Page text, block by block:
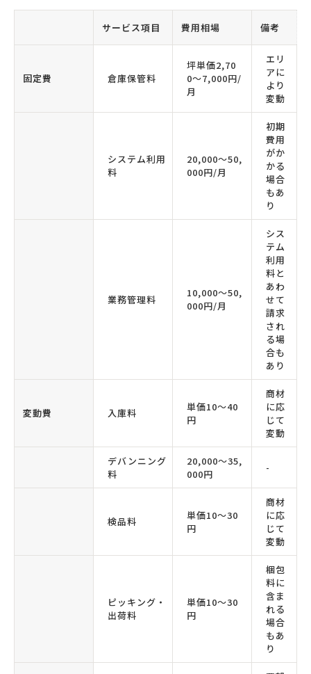
サービス項目 費用相場 備考
固定費 倉庫保管料
坪単価2,70
0〜7,000円/
月
エリ
アに
より
変動
システム利用
料
20,000〜50,
000円/月
初期
費用
がか
かる
場合
もあ
り
業務管理料
10,000〜50,
000円/月
シス
テム
利用
料と
あわ
せて
請求
され
る場
合も
あり
変動費 入庫料
単価10〜40
円
商材
に応
じて
変動
デバンニング
料
20,000〜35,
000円
-
検品料
単価10〜30
円
商材
に応
じて
変動
ピッキング・
出荷料
単価10〜30
円
梱包
料に
含ま
れる
場合
もあ
り